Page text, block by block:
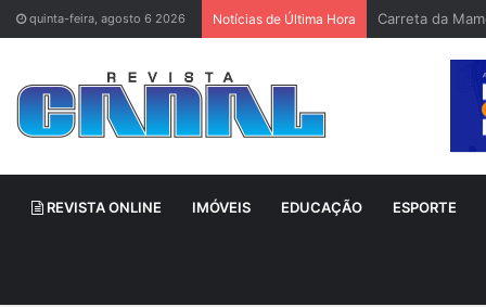
quinta-feira, agosto 6 2026 Notícias de Última Hora Bruno
REVISTA ONLINE IMÓVEIS EDUCAÇÃO ESPORTE